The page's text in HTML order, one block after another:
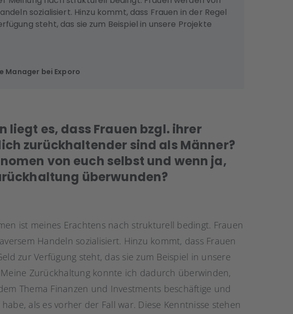
sozialisiert. Hinzu kommt, dass Frauen in der Regel
steht, das sie zum Beispiel in unsere Projekte
Manager bei Exporo
liegt es, dass Frauen bzgl. ihrer
zurückhaltender sind als Männer?
von euch selbst und wenn ja,
überwunden?
ist meines Erachtens nach strukturell bedingt. Frauen
Handeln sozialisiert. Hinzu kommt, dass Frauen
zur Verfügung steht, das sie zum Beispiel in unsere
Zurückhaltung konnte ich dadurch überwinden,
Thema Finanzen und Investments beschäftige und
als es vorher der Fall war. Diese Kenntnisse stehen